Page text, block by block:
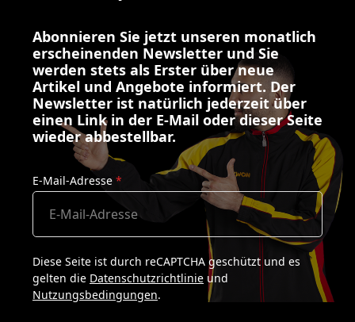
Abonnieren Sie jetzt unseren monatlich
erscheinenden Newsletter und Sie
werden stets als Erster über neue
Artikel und Angebote informiert. Der
Newsletter ist natürlich jederzeit über
einen Link in der E-Mail oder dieser Seite
wieder abbestellbar.
E-Mail-Adresse *
Diese Seite ist durch reCAPTCHA geschützt und es
gelten die Datenschutzrichtlinie und
Nutzungsbedingungen.